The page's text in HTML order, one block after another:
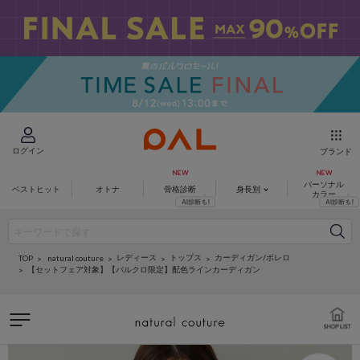
ログイン ブランド
ベストヒット オトナ 骨格診断 身長別
パーソナル
カラー
TOP natural couture レディース トップス
カーディガン/ボレロ
【セットフェア対象】【パルクロ限定】配色ラインカーディガン